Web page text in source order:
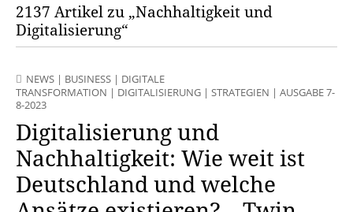
2137 Artikel zu „Nachhaltigkeit und
Digitalisierung“
NEWS | BUSINESS | DIGITALE
TRANSFORMATION | DIGITALISIERUNG | STRATEGIEN | AUSGABE 7-
8-2023
Digitalisierung und
Nachhaltigkeit: Wie weit ist
Deutschland und welche